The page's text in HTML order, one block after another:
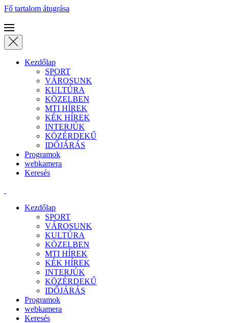
Fő tartalom átugrása
Kezdőlap
SPORT
VÁROSUNK
KULTÚRA
KÖZELBEN
MTI HÍREK
KÉK HÍREK
INTERJÚK
KÖZÉRDEKŰ
IDŐJÁRÁS
Programok
webkamera
Keresés
Kezdőlap
SPORT
VÁROSUNK
KULTÚRA
KÖZELBEN
MTI HÍREK
KÉK HÍREK
INTERJÚK
KÖZÉRDEKŰ
IDŐJÁRÁS
Programok
webkamera
Keresés